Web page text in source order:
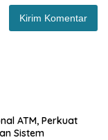
ATM, Perkuat
Sistem